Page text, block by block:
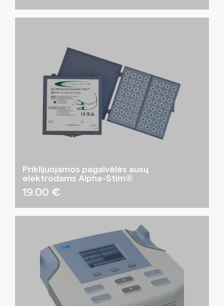
Priklijuojamos pagalvėlės ausų
elektrodams Alpha-Stim®
19.00 €